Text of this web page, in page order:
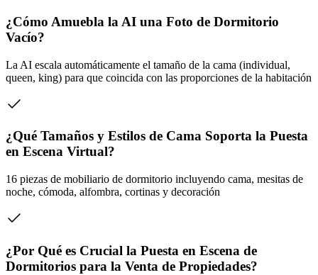
¿Cómo Amuebla la AI una Foto de Dormitorio
Vacío?
La AI escala automáticamente el tamaño de la cama (individual,
queen, king) para que coincida con las proporciones de la habitación
¿Qué Tamaños y Estilos de Cama Soporta la Puesta
en Escena Virtual?
16 piezas de mobiliario de dormitorio incluyendo cama, mesitas de
noche, cómoda, alfombra, cortinas y decoración
¿Por Qué es Crucial la Puesta en Escena de
Dormitorios para la Venta de Propiedades?